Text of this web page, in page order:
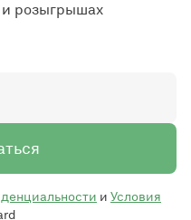
и розыгрышах
и Условия